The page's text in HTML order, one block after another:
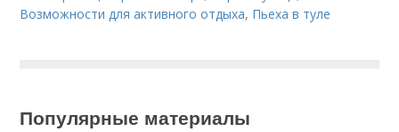
Возможности для активного отдыха, Пьеха в туле
Популярные материалы